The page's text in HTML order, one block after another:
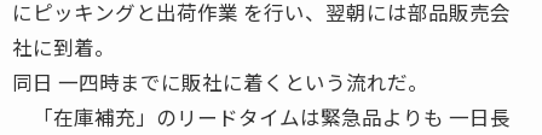
にピッキングと出荷作業 を行い、翌朝には部品販売会
社に到着。
同日 一四時までに販社に着くという流れだ。
「在庫補充」のリードタイムは緊急品よりも 一日長